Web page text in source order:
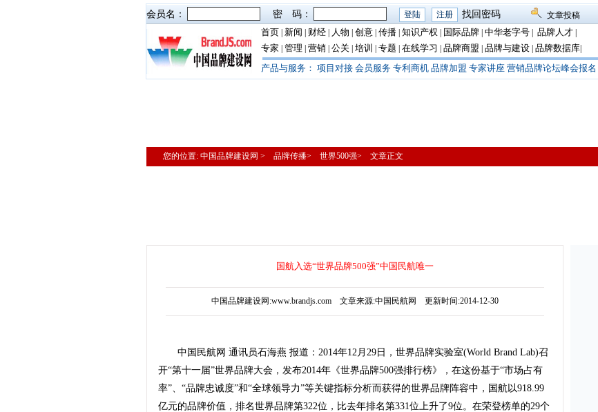
会员名： 密 码： 找回密码 文章投稿
首页 新闻 财经 人物 创意 传播 知识产权 国际品牌 中华老字号 品牌人才
专家 管理 营销 公关 培训 专题 在线学习 品牌商盟 品牌与建设 品牌数据库
产品与服务： 项目对接 会员服务 专利商机 品牌加盟 专家讲座 营销品牌论坛峰会报名
您的位置: 中国品牌建设网 > 品牌传播> 世界500强> 文章正文
国航入选“世界品牌500强”中国民航唯一
中国品牌建设网:www.brandjs.com 文章来源:中国民航网 更新时间:2014-12-30
中国民航网 通讯员石海燕 报道：2014年12月29日，世界品牌实验室(World Brand Lab)召
开“第十一届”世界品牌大会，发布2014年《世界品牌500强排行榜》，在这份基于“市场占有
率”、“品牌忠诚度”和“全球领导力”等关键指标分析而获得的世界品牌阵容中，国航以918.99
亿元的品牌价值，排名世界品牌第322位，比去年排名第331位上升了9位。在荣登榜单的29个